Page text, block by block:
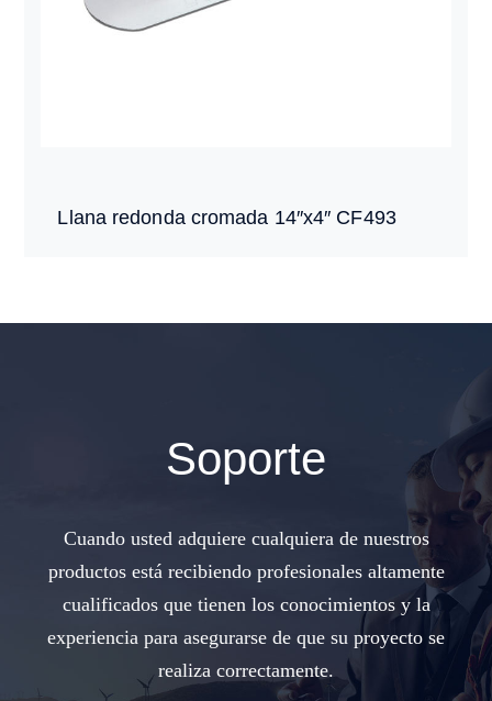
Llana redonda cromada 14″x4″ CF493
Soporte
Cuando usted adquiere cualquiera de nuestros
productos está recibiendo profesionales altamente
cualificados que tienen los conocimientos y la
experiencia para asegurarse de que su proyecto se
realiza correctamente.